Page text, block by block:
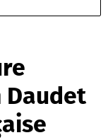
Daudet